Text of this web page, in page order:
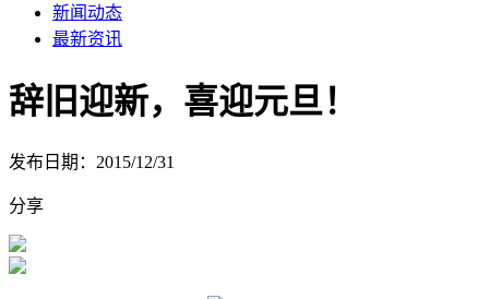
新闻动态
最新资讯
辞旧迎新，喜迎元旦！
发布日期：2015/12/31
分享